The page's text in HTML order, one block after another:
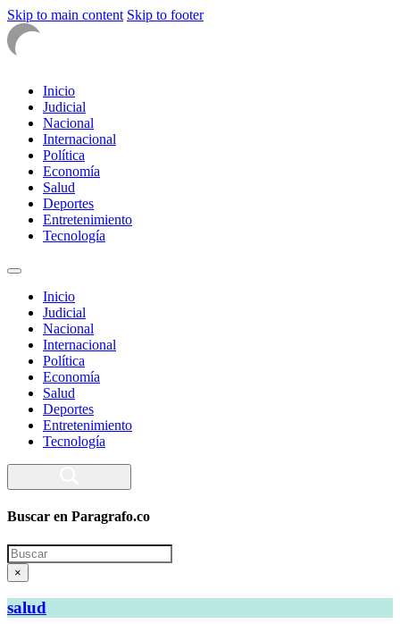
Skip to main content Skip to footer
Inicio
Judicial
Nacional
Internacional
Política
Economía
Salud
Deportes
Entretenimiento
Tecnología
Inicio
Judicial
Nacional
Internacional
Política
Economía
Salud
Deportes
Entretenimiento
Tecnología
Buscar en Paragrafo.co
Search
×
salud